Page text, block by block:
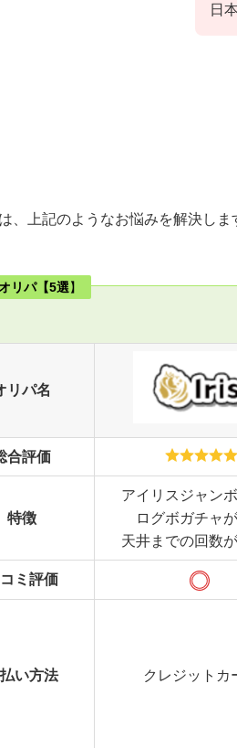
日
、上記のようなお悩みを解決しま
リパ【5選 】
リパ名
合評価
特徴
アイリスジャン
ログボガチャ
天井までの回数
ミ評価
い方法 クレジットカ